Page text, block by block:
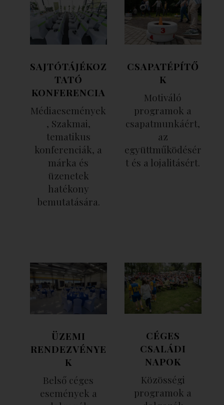
SAJTÓTÁJÉKOZ
TATÓ
KONFERENCIA
Médiaesemények
, Szakmai,
tematikus
konferenciák, a
márka és
üzenetek
hatékony
bemutatására.
CSAPATÉPÍTŐ
K
Motiváló
programok a
csapatmunkáért,
az
együttműködésér
t és a lojalitásért.
ÜZEMI
RENDEZVÉNYE
K
Belső céges
események a
CÉGES
CSALÁDI
NAPOK
Közösségi
programok a